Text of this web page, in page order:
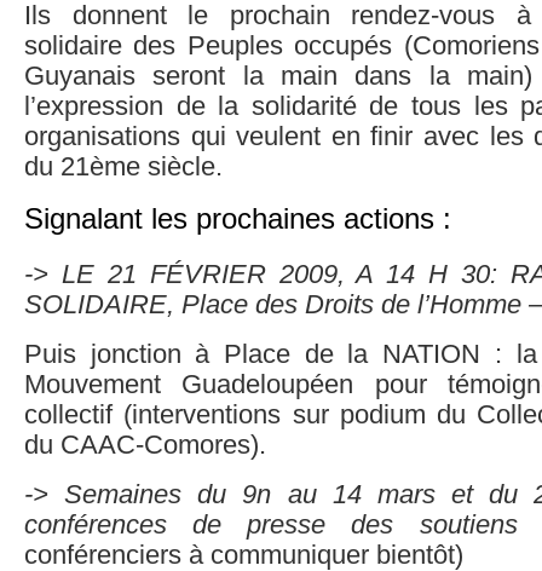
Ils donnent le prochain rendez-vous à
solidaire des Peuples occupés
Guyanais seront la main dans la
l’expression de la solidarité de tous les
organisations qui veulent en finir avec les
du 21ème siècle.
Signalant les prochaines actions :
-> LE 21 FÉVRIER 2009, A 14 H 30:
SOLIDAIRE, Place des Droits de l’Homme
Puis jonction à Place de la NATION : la
Mouvement Guadeloupéen pour
collectif (interventions sur podium du
du CAAC-Comores).
-> Semaines du 9n au 14 mars et du
conférences de presse des soutiens
conférenciers à communiquer bientôt)